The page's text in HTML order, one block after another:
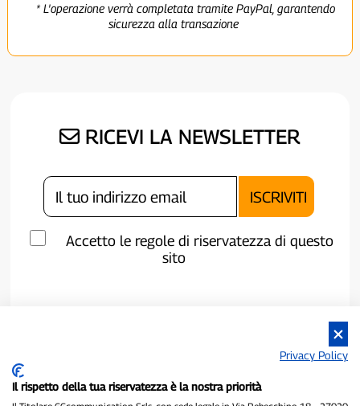
* L'operazione verrà completata tramite PayPal, garantendo
sicurezza alla transazione
RICEVI LA NEWSLETTER
Accetto le regole di riservatezza di questo
sito
Privacy Policy
Il rispetto della tua riservatezza è la nostra priorità